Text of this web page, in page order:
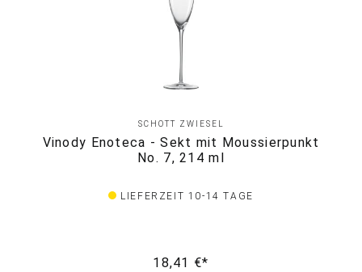
SCHOTT ZWIESEL
Vinody Enoteca - Sekt mit Moussierpunkt
No. 7, 214 ml
LIEFERZEIT 10-14 TAGE
18,41 €*